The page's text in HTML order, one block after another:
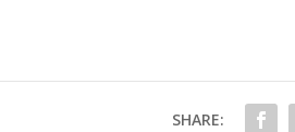
SHARE: